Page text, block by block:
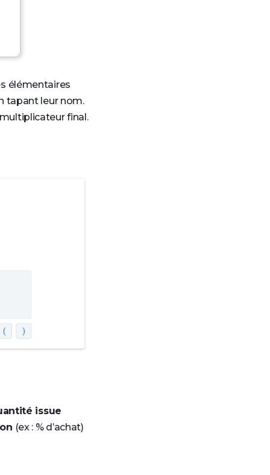
élémentaires
tapant leur nom.
final.
issue
(ex : % d’achat)